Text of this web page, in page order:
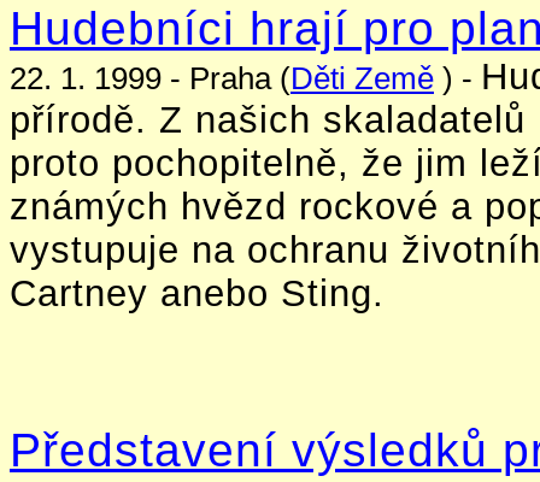
Hudebníci hrají pro
22. 1. 1999 - Praha (Děti Země ) -
přírodě. Z našich
proto pochopitelně, že jim
známých hvězd rockové a
vystupuje na ochranu
Cartney anebo Sting.
Představení výsledků